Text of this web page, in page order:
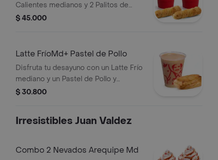
Calientes medianos y 2 Palitos de
Queso.
$ 45.000
Latte FríoMd+ Pastel de Pollo
Disfruta tu desayuno con un Latte Frío
mediano y un Pastel de Pollo y
Champiñones.
$ 30.800
Irresistibles Juan Valdez
Combo 2 Nevados Arequipe Md